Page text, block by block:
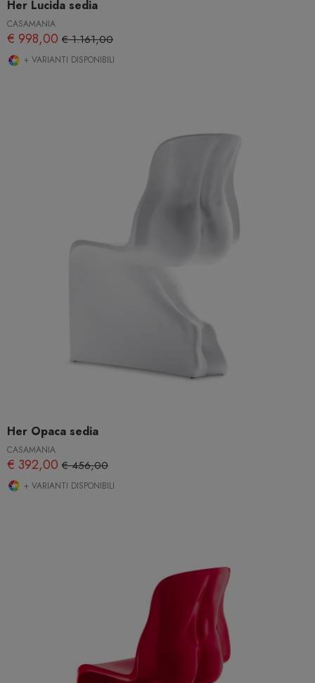
Her Lucida sedia
CASAMANIA
€ 998,00 € 1.161,00
+ VARIANTI DISPONIBILI
Her Opaca sedia
CASAMANIA
€ 392,00 € 456,00
+ VARIANTI DISPONIBILI